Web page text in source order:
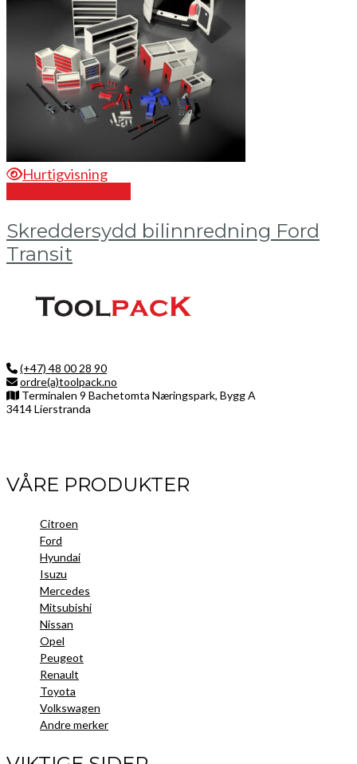
Hurtigvisning
Skreddersydd bilinnredning Ford
Transit
(+47) 48 00 28 90
ordre(a)toolpack.no
Terminalen 9 Bachetomta Næringspark, Bygg A
3414 Lierstranda
VÅRE PRODUKTER
Citroen
Ford
Hyundai
Isuzu
Mercedes
Mitsubishi
Nissan
Opel
Peugeot
Renault
Toyota
Volkswagen
Andre merker